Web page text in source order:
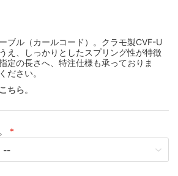
ブル（カールコード）。クラモ製CVF-U
え、しっかりとしたスプリング性が特徴
定の長さへ、特注仕様も承っておりま
ください。
こちら。